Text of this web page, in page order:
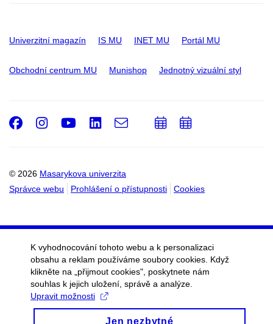
Univerzitní magazín IS MU INET MU Portál MU
Obchodní centrum MU Munishop Jednotný vizuální styl
© 2026 Masarykova univerzita
Správce webu
Prohlášení o přístupnosti Cookies
Facebook
Instagram
Youtube
LinkedIn
e-
Email
PřidatPřidat
K vyhodnocování tohoto webu a k personalizaci
obsahu a reklam používáme soubory cookies. Když
klikněte na „přijmout cookies", poskytnete nám
souhlas k jejich uložení, správě a analýze.
Upravit možnosti
Jen nezbytné